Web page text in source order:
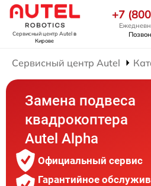
Сервисный центр Autelв
Кирове
+7
Сервисный центр Autel
Замена подвеса
квадрокоптера
Autel Alpha
Официальный сервис
Гарантийное